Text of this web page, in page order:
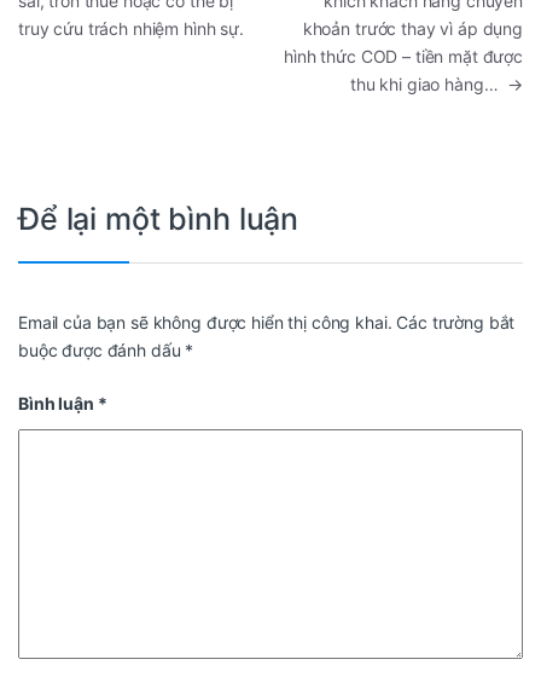
truy cứu trách nhiệm hình sự.
khoản trước thay vì áp dụng
hình thức COD – tiền mặt được
thu khi giao hàng… →
Để lại một bình luận
Email của bạn sẽ không được hiển thị công khai. Các trường bắt
buộc được đánh dấu *
Bình luận *